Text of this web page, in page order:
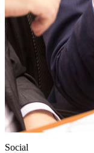
Social